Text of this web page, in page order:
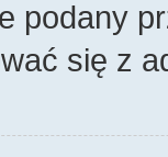
podany
się z